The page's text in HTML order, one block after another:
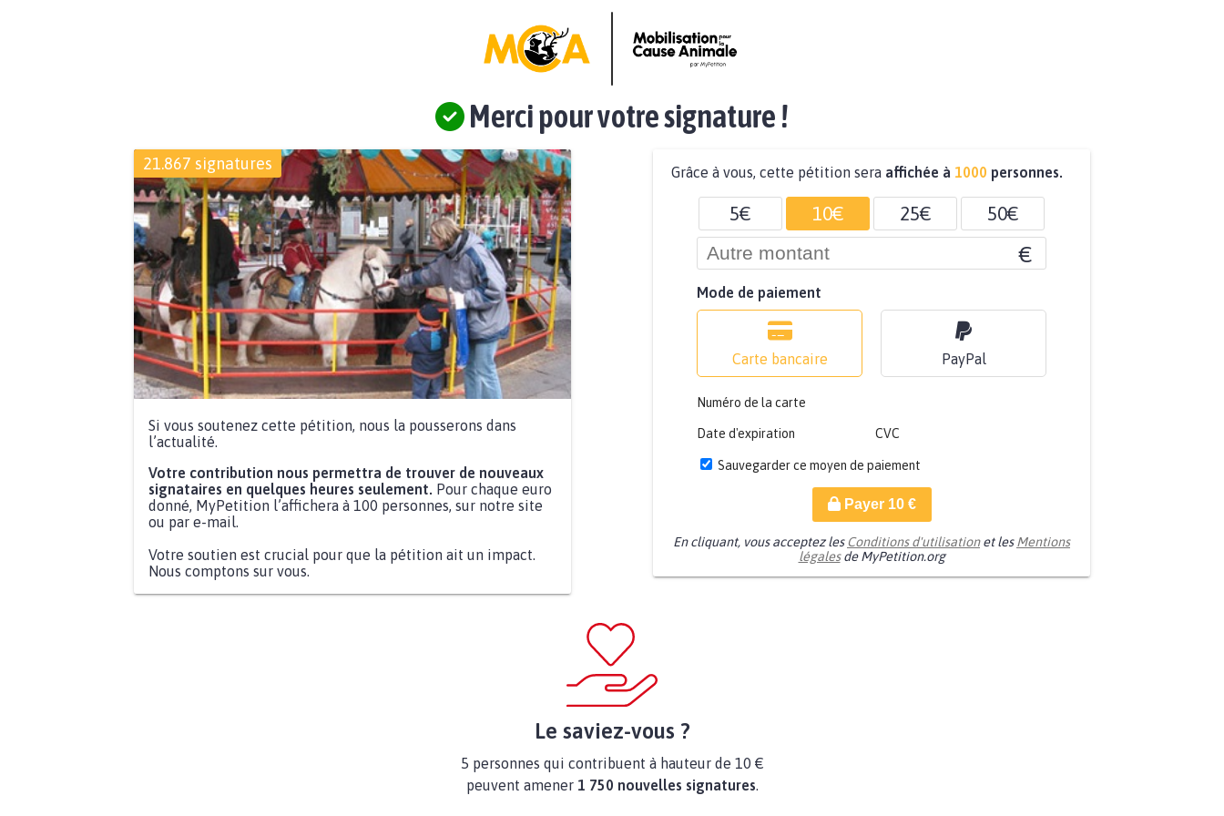
Merci pour votre signature !
21.867 signatures
Si vous soutenez cette pétition, nous la pousserons dans
l’actualité.
Votre contribution nous permettra de trouver de nouveaux
signataires en quelques heures seulement. Pour chaque euro
donné, MyPetition l’affichera à 100 personnes, sur notre site
ou par e-mail.
Votre soutien est crucial pour que la pétition ait un impact.
Nous comptons sur vous.
Grâce à vous, cette pétition sera affichée à 1000 personnes.
5€ 10€ 25€ 50€
€
Mode de paiement
Carte bancaire PayPal
Numéro de la carte
Date d'expiration CVC
Sauvegarder ce moyen de paiement
Payer 10€
En cliquant, vous acceptez les Conditions d'utilisationet lesMentions
légalesde MyPetition.org
Le saviez-vous ?
5 personnes qui contribuent à hauteur de 10 €
peuvent amener 1 750 nouvelles signatures